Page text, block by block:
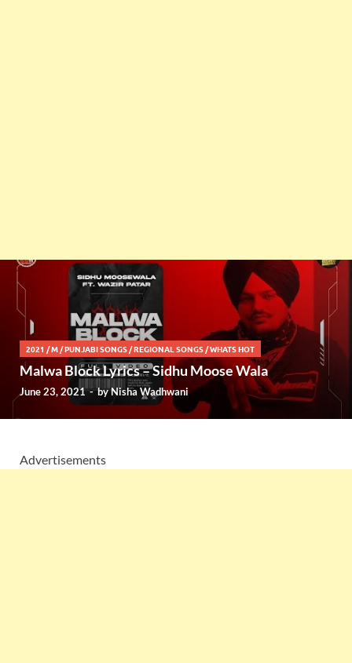
2021 /M /PUNJABI SONGS /REGIONAL SONGS /WHATS HOT
Malwa Block Lyrics – Sidhu Moose Wala
June 23, 2021-byNisha Wadhwani
Advertisements